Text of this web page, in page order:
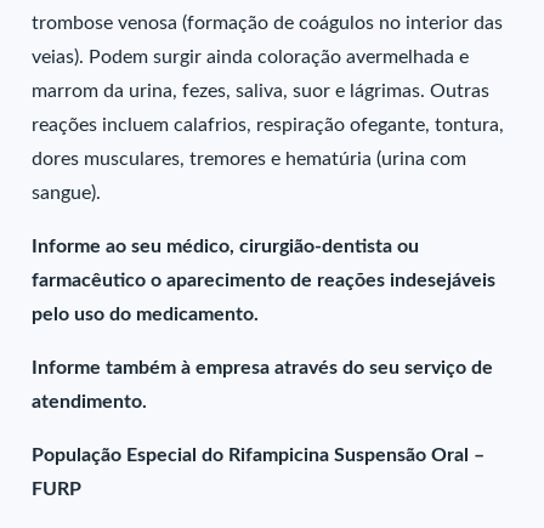
trombose venosa (formação de coágulos no interior das
veias). Podem surgir ainda coloração avermelhada e
marrom da urina, fezes, saliva, suor e lágrimas. Outras
reações incluem calafrios, respiração ofegante, tontura,
dores musculares, tremores e hematúria (urina com
sangue).
Informe ao seu médico, cirurgião-dentista ou
farmacêutico o aparecimento de reações indesejáveis
pelo uso do medicamento.
Informe também à empresa através do seu serviço de
atendimento.
População Especial do Rifampicina Suspensão Oral –
FURP